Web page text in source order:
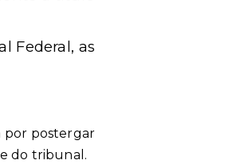
Federal, as
por postergar
do tribunal.